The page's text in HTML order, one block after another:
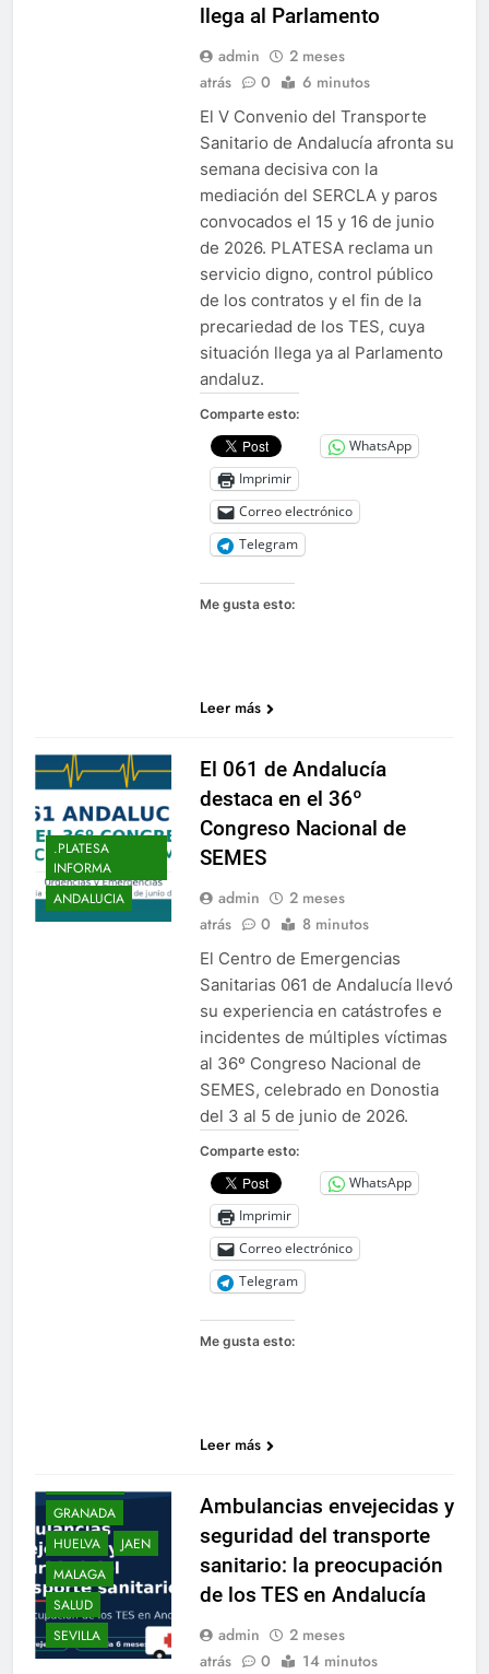
llega al Parlamento
admin
2 meses
atrás
0 6 minutos
El V Convenio del Transporte
Sanitario de Andalucía afronta su
semana decisiva con la
mediación del SERCLA y paros
convocados el 15 y 16 de junio
de 2026. PLATESA reclama un
servicio digno, control público
de los contratos y el fin de la
precariedad de los TES, cuya
situación llega ya al Parlamento
andaluz.
Comparte esto:
WhatsApp
Imprimir
Correo electrónico
Telegram
Me gusta esto:
Leer más
.PLATESA
INFORMA
ANDALUCIA
El 061 de Andalucía
destaca en el 36º
Congreso Nacional de
SEMES
admin
2 meses
atrás
0 8 minutos
El Centro de Emergencias
Sanitarias 061 de Andalucía llevó
su experiencia en catástrofes e
incidentes de múltiples víctimas
al 36º Congreso Nacional de
SEMES, celebrado en Donostia
del 3 al 5 de junio de 2026.
Comparte esto:
WhatsApp
Imprimir
Correo electrónico
Telegram
Me gusta esto:
Leer más
GRANADA
HUELVA
JAEN
MALAGA
SALUD
SEVILLA
Ambulancias envejecidas y
seguridad del transporte
sanitario: la preocupación
de los TES en Andalucía
admin
2 meses
atrás
0 14 minutos